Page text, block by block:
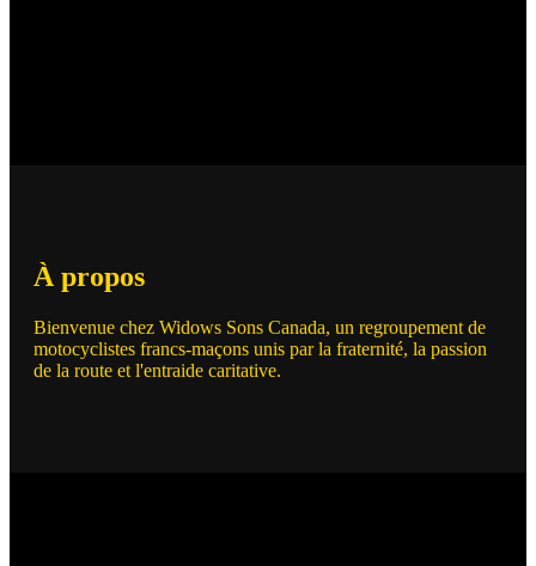
À propos
Bienvenue chez Widows Sons Canada, un regroupement de
motocyclistes francs-maçons unis par la fraternité, la passion
de la route et l'entraide caritative.